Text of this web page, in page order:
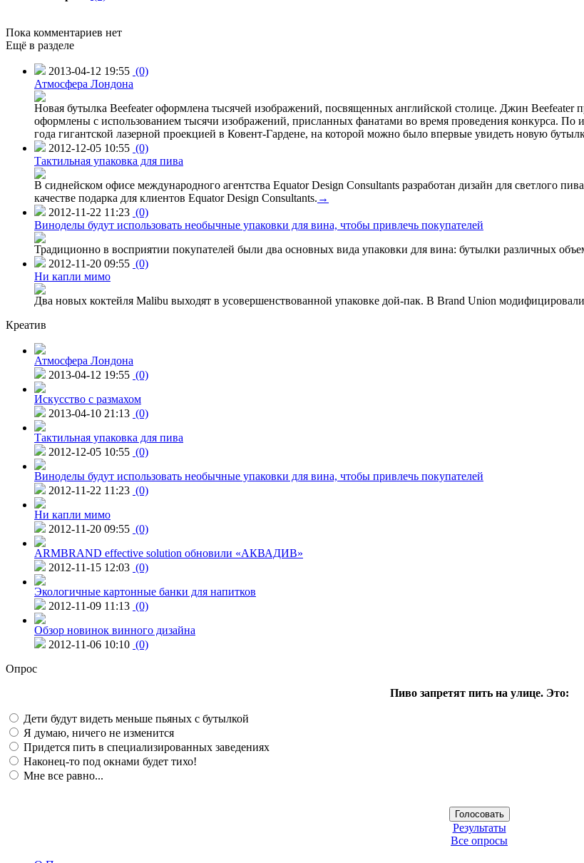
Пока комментариев нет
Ещё в разделе
2013-04-12 19:55 (0)
Атмосфера Лондона
Новая бутылка Beefeater оформлена тысячей изображений, посвященных английской столице. Джин
оформлены с использованием тысячи изображений, присланных фанатами во время проведения конкурса.
года гигантской лазерной проекцией в Ковент-Гардене, на которой можно было впервые увидеть новую
2012-12-05 10:55 (0)
Тактильная упаковка для пива
В сиднейском офисе международного агентства Equator Design Consultants разработан дизайн для светлого
качестве подарка для клиентов Equator Design Consultants. →
2012-11-22 11:23 (0)
Виноделы будут использовать необычные упаковки для вина, чтобы привлечь покупателей
Традиционно в восприятии покупателей были два основных вида упаковки для вина: бутылки различных
2012-11-20 09:55 (0)
Ни капли мимо
Два новых коктейля Malibu выходят в усовершенствованной упаковке дой-пак. В Brand Union
Креатив
Атмосфера Лондона
2013-04-12 19:55 (0)
Искусство с размахом
2013-04-10 21:13 (0)
Тактильная упаковка для пива
2012-12-05 10:55 (0)
Виноделы будут использовать необычные упаковки для вина, чтобы привлечь покупателей
2012-11-22 11:23 (0)
Ни капли мимо
2012-11-20 09:55 (0)
ARMBRAND effective solution обновили «АКВАДИВ»
2012-11-15 12:03 (0)
Экологичные картонные банки для напитков
2012-11-09 11:13 (0)
Обзор новинок винного дизайна
2012-11-06 10:10 (0)
Опрос
Пиво запретят пить на улице. Это:
Дети будут видеть меньше пьяных с бутылкой
Я думаю, ничего не изменится
Придется пить в специализированных заведениях
Наконец-то под окнами будет тихо!
Мне все равно...
Результаты
Все опросы